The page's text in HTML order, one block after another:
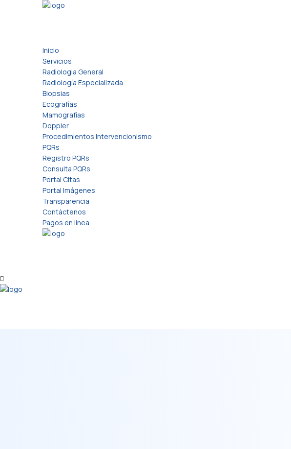
Inicio
Servicios
Radiologia General
Radiología Especializada
Biopsias
Ecografías
Mamografías
Doppler
Procedimientos Intervencionismo
PQRs
Registro PQRs
Consulta PQRs
Portal Citas
Portal Imágenes
Transparencia
Contáctenos
Pagos en linea